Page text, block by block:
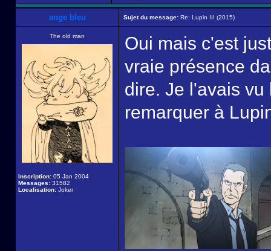
ange bleu Sujet du message: Re: Lupin III (2015)
The old man
Inscription: 05 Jan 2004
Messages: 31582
Localisation: Joker
Oui mais c'est
vraie présence
dire. Je l'avais
remarquer à